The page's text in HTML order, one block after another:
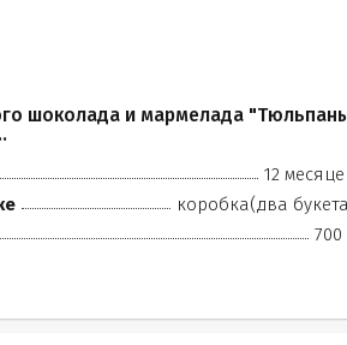
шоколада и мармелада
12
коробка(два
700